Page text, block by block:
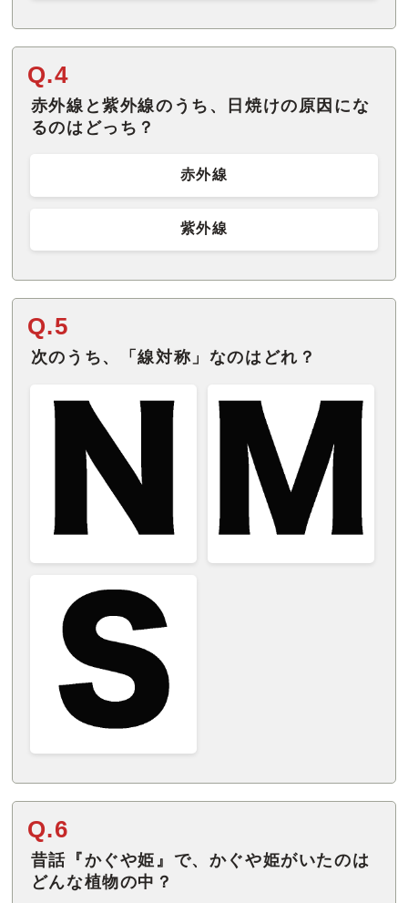
Q.4
赤外線と紫外線のうち、日焼けの原因にな
るのはどっち？
赤外線
紫外線
Q.5
次のうち、「線対称」なのはどれ？
Q.6
昔話『かぐや姫』で、かぐや姫がいたのは
どんな植物の中？